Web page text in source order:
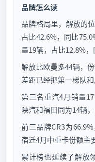
品牌怎么读
品牌格局里，解放的
占比42.6%，同比
量19辆，占比12.8%，
解放比欧曼多44辆，
差距已经把第一梯队和
第三名重汽4月销量
陕汽和福田同为14辆，
前三品牌CR3为
宿迁4月中重卡份额主
累计榜也延续了解放